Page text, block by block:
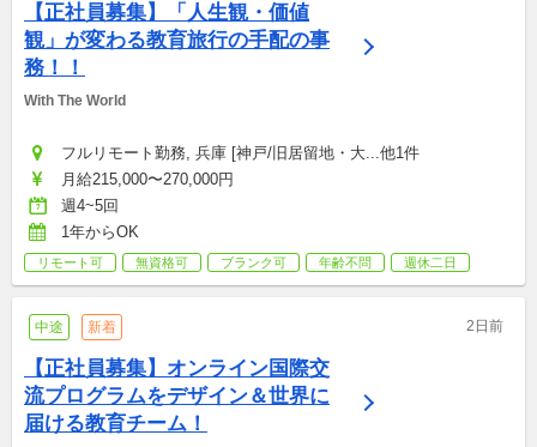
【正社員募集】「人生観・価値
観」が変わる教育旅行の手配の事
務！！
With The World
フルリモート勤務, 兵庫 [神戸/旧居留地・大...他1件
月給215,000〜270,000円
週4~5回
1年からOK
リモート可 無資格可 ブランク可 年齢不問 週休二日
中途 新着 2日前
【正社員募集】オンライン国際交
流プログラムをデザイン＆世界に
届ける教育チーム！